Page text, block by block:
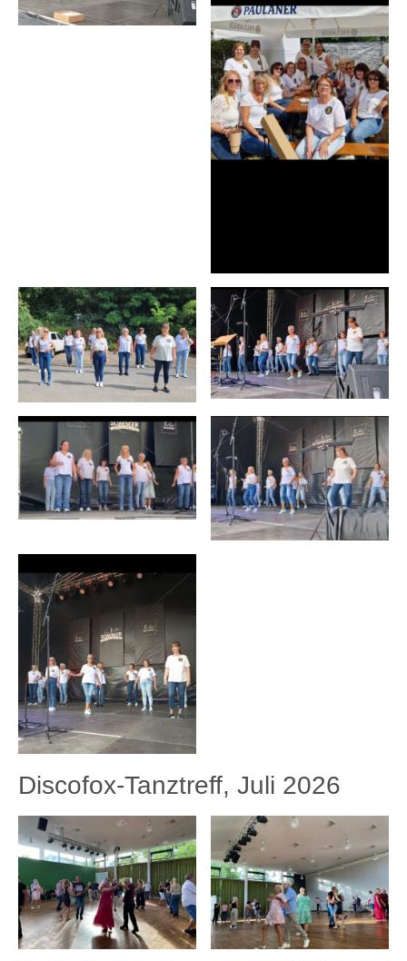
Discofox-Tanztreff, Juli 2026